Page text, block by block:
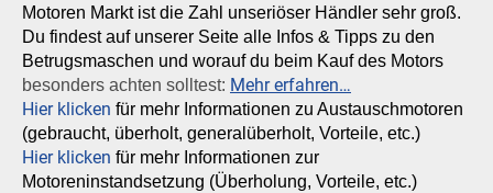
Motoren Markt ist die Zahl unseriöser Händler sehr groß.
Du findest auf unserer Seite alle Infos & Tipps zu den
Betrugsmaschen und worauf du beim Kauf des Motors
besonders achten solltest: Mehr erfahren…
Hier klicken für mehr Informationen zu Austauschmotoren
(gebraucht, überholt, generalüberholt, Vorteile, etc.)
Hier klicken für mehr Informationen zur
Motoreninstandsetzung (Überholung, Vorteile, etc.)